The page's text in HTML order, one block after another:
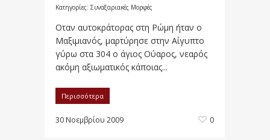
Κατηγορίες: Συναξαριακές Μορφές
Οταν αυτοκράτορας στη Ρώμη ήταν ο
Μαξιμιανός, μαρτύρησε στην Αίγυπτο
γύρω στα 304 ο άγιος Ούαρος, νεαρός
ακόμη αξιωματικός κάποιας...
Περισσότερα
30 Νοεμβρίου 2009 0